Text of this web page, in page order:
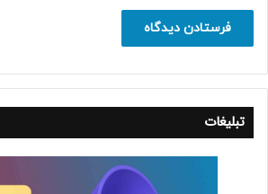
تبلیغات